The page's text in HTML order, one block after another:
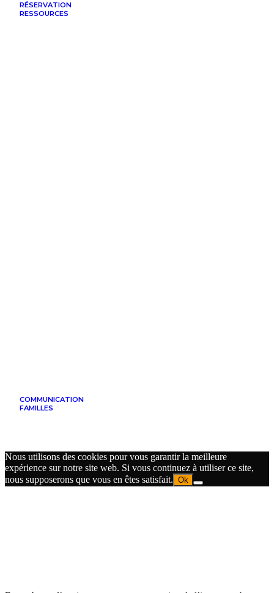
RÉSERVATION
RESSOURCES
COMMUNICATION
FAMILLES
Nous utilisons des cookies pour vous garantir la meilleure
expérience sur notre site web. Si vous continuez à utiliser ce site,
nous supposerons que vous en êtes satisfait. Ok